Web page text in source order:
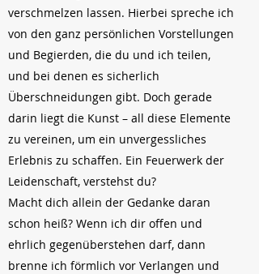
verschmelzen lassen. Hierbei spreche ich
von den ganz persönlichen Vorstellungen
und Begierden, die du und ich teilen,
und bei denen es sicherlich
Überschneidungen gibt. Doch gerade
darin liegt die Kunst – all diese Elemente
zu vereinen, um ein unvergessliches
Erlebnis zu schaffen. Ein Feuerwerk der
Leidenschaft, verstehst du?
Macht dich allein der Gedanke daran
schon heiß? Wenn ich dir offen und
ehrlich gegenüberstehen darf, dann
brenne ich förmlich vor Verlangen und